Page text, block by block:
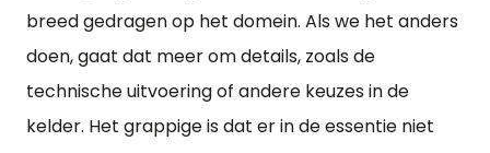
breed gedragen op het domein. Als we het anders
doen, gaat dat meer om details, zoals de
technische uitvoering of andere keuzes in de
kelder. Het grappige is dat er in de essentie niet